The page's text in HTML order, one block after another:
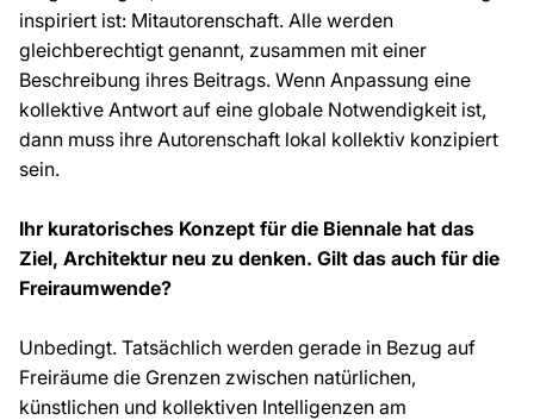
inspiriert ist: Mitautorenschaft. Alle werden
gleichberechtigt genannt, zusammen mit einer
Beschreibung ihres Beitrags. Wenn Anpassung eine
kollektive Antwort auf eine globale Notwendigkeit ist,
dann muss ihre Autorenschaft lokal kollektiv konzipiert
sein.
Ihr kuratorisches Konzept für die Biennale hat das
Ziel, Architektur neu zu denken. Gilt das auch für die
Freiraumwende?
Unbedingt. Tatsächlich werden gerade in Bezug auf
Freiräume die Grenzen zwischen natürlichen,
künstlichen und kollektiven Intelligenzen am